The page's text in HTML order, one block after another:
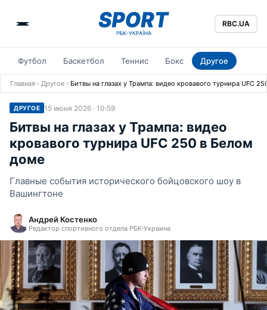
RBC.UA
Футбол Баскетбол Теннис Бокс Другое
Главная › Другое › Битвы на глазах у Трампа: видео кровавого турнира UFC
ДРУГОЕ 15 июня 2026 · 10:59
Битвы на глазах у Трампа: видео
кровавого турнира UFC 250 в Белом
доме
Главные события исторического бойцовского шоу в
Вашингтоне
Андрей Костенко
Редактор спортивного отдела РБК-Украина